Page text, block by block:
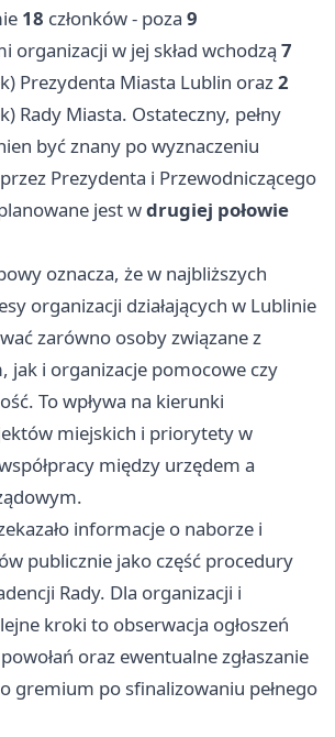
18 członków - poza 9
organizacji w jej skład wchodzą 7
Prezydenta Miasta Lublin oraz2
Rady Miasta. Ostateczny, pełny
być znany po wyznaczeniu
Prezydenta i Przewodniczącego
jest wdrugiej połowie
oznacza, że w najbliższych
organizacji działających w Lublinie
zarówno osoby związane z
jak i organizacje pomocowe czy
To wpływa na kierunki
miejskich i priorytety w
między urzędem a
informacje o naborze i
publicznie jako część procedury
Rady. Dla organizacji i
kroki to obserwacja ogłoszeń
oraz ewentualne zgłaszanie
gremium po sfinalizowaniu pełnego